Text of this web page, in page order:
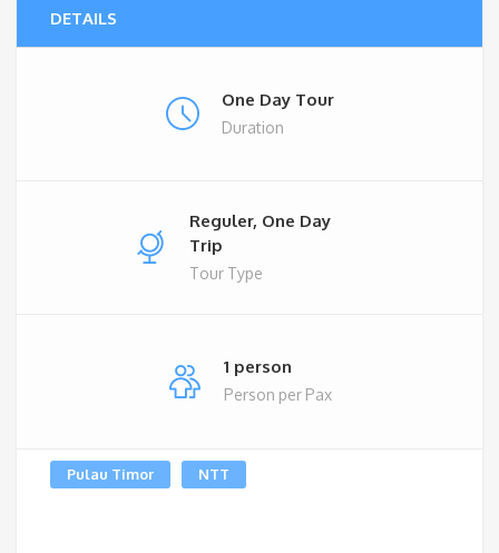
DETAILS
One Day Tour
Duration
Reguler, One Day
Trip
Tour Type
1 person
Person per Pax
Pulau Timor NTT